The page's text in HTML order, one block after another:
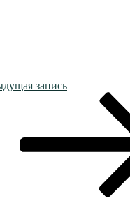
запись